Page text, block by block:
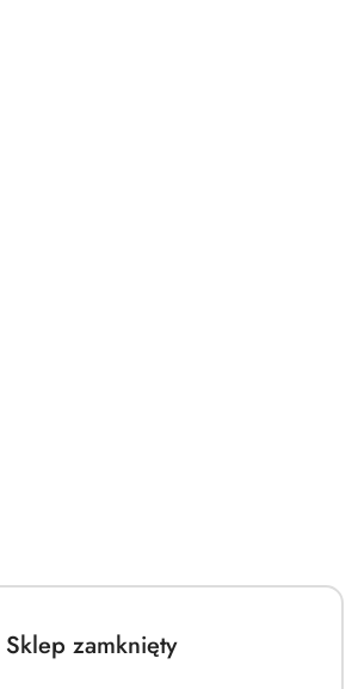
Sklep zamknięty